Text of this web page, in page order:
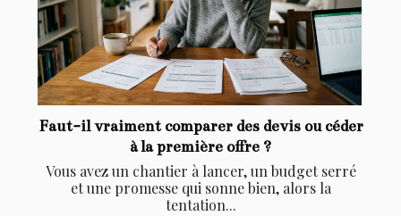
Faut-il vraiment comparer des devis ou céder
à la première offre ?
Vous avez un chantier à lancer, un budget serré
et une promesse qui sonne bien, alors la
tentation...